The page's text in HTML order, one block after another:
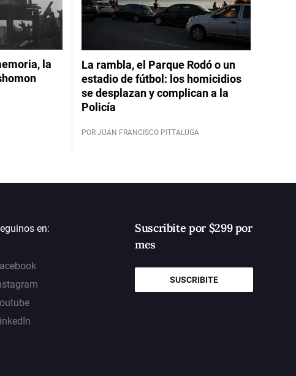
la
La rambla, el Parque Rodó o un
estadio de fútbol: los homicidios
se desplazan y complican a la
Policía
POR JUAN FRANCISCO PITTALUGA
en:
Suscribite por $299 por
mes
SUSCRIBITE